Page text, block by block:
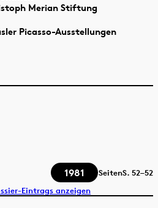
Merian Stiftung
Picasso-Ausstellungen
1981 SeitenS. 52–52
Eintrags anzeigen